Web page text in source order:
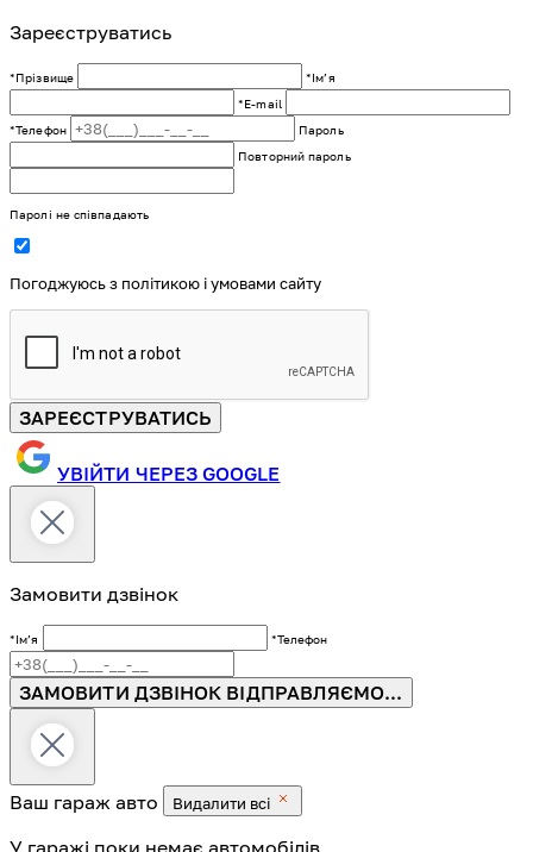
Зареєструватись
*Прізвище
*Імʼя
*E-mail
*Телефон
Пароль
Повторний пароль
Паролі не співпадають
Погоджуюсь з політикою і умовами сайту
ЗАРЕЄСТРУВАТИСЬ
УВІЙТИ ЧЕРЕЗ GOOGLE
Замовити дзвінок
*Імʼя *Телефон
ЗАМОВИТИ ДЗВІНОК ВІДПРАВЛЯЄМО...
Ваш гараж авто Видалити всі
У гаражі поки немає автомобілів